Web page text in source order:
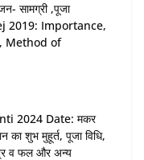
सामग्री ,पूजा
2019: Importance,
Method of
2024 Date: मकर
का शुभ मुहूर्त, पूजा विधि,
व फल और अन्य